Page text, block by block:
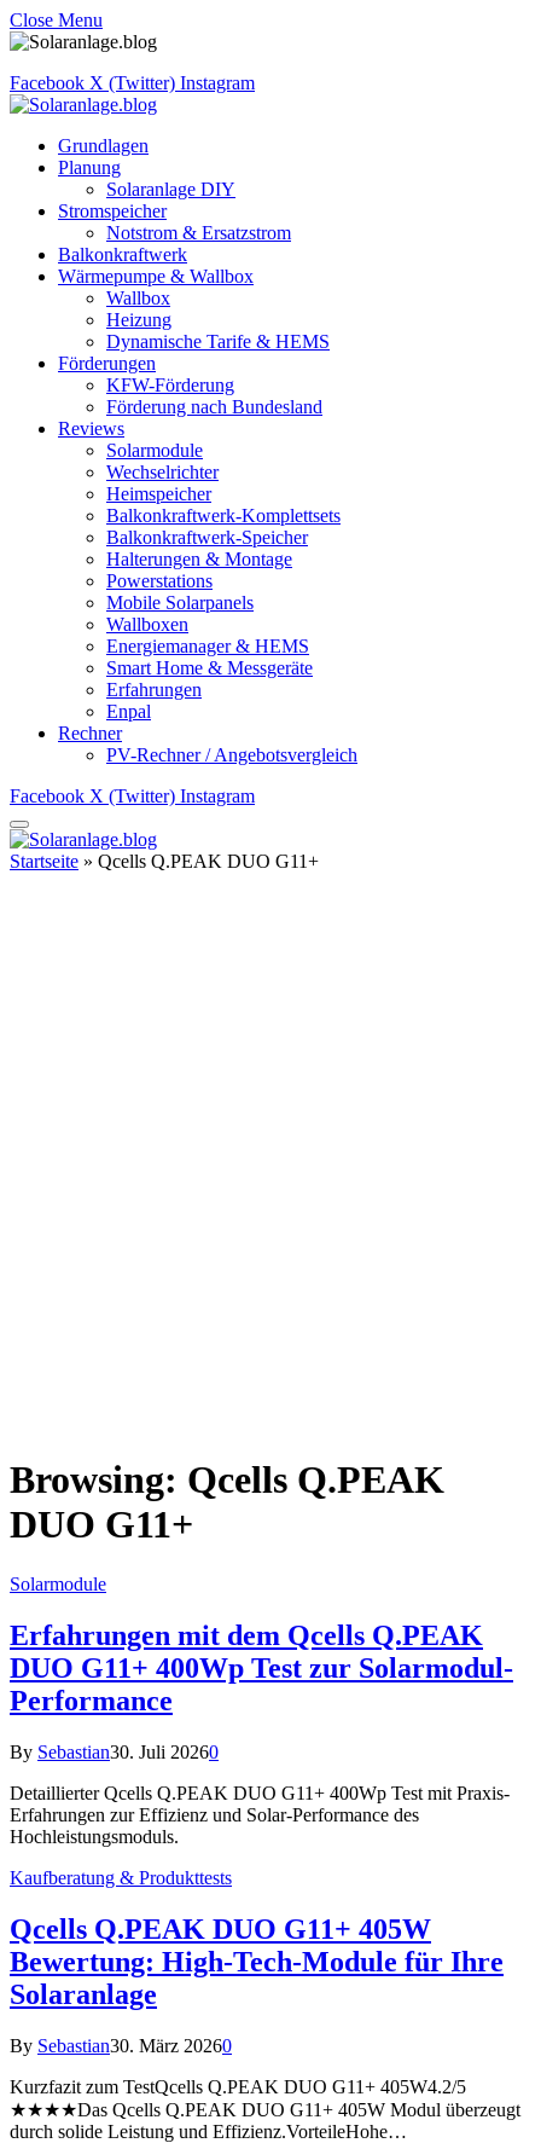
Close Menu
Facebook X (Twitter) Instagram
Grundlagen
Planung
Solaranlage DIY
Stromspeicher
Notstrom & Ersatzstrom
Balkonkraftwerk
Wärmepumpe & Wallbox
Wallbox
Heizung
Dynamische Tarife & HEMS
Förderungen
KFW-Förderung
Förderung nach Bundesland
Reviews
Solarmodule
Wechselrichter
Heimspeicher
Balkonkraftwerk-Komplettsets
Balkonkraftwerk-Speicher
Halterungen & Montage
Powerstations
Mobile Solarpanels
Wallboxen
Energiemanager & HEMS
Smart Home & Messgeräte
Erfahrungen
Enpal
Rechner
PV-Rechner / Angebotsvergleich
Facebook X (Twitter) Instagram
Startseite » Qcells Q.PEAK DUO G11+
Browsing: Qcells Q.PEAK
DUO G11+
Solarmodule
Erfahrungen mit dem Qcells Q.PEAK
DUO G11+ 400Wp Test zur Solarmodul-
Performance
By Sebastian30. Juli 20260
Detaillierter Qcells Q.PEAK DUO G11+ 400Wp Test mit Praxis-
Erfahrungen zur Effizienz und Solar-Performance des
Hochleistungsmoduls.
Kaufberatung & Produkttests
Qcells Q.PEAK DUO G11+ 405W
Bewertung: High-Tech-Module für Ihre
Solaranlage
By Sebastian30. März 20260
Kurzfazit zum TestQcells Q.PEAK DUO G11+ 405W4.2/5
★★★★Das Qcells Q.PEAK DUO G11+ 405W Modul überzeugt
durch solide Leistung und Effizienz.VorteileHohe…